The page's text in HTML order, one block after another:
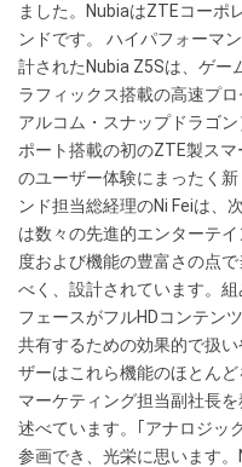
per
la
visualizzazione
su
grande
schermo
ました。NubiaはZTEコーポ
ンドです。 ハイパフォーマ
計されたNubia Z5Sは、ゲー
ラフィックス搭載の高速プ
アルコム・スナップドラゴ
ポート搭載の初のZTE製ス
のユーザー体験にまったく
ンド担当総経理のNi Feiは、
は数々の先進的エンターテ
度および機能の豊富さの点
べく、設計されています。
フェースがフルHDコンテン
共有するための効果的で扱
ザーはこれら機能のほとん
マーケティング担当副社長
述べています。｢アナロジッ
参画でき、光栄に思います